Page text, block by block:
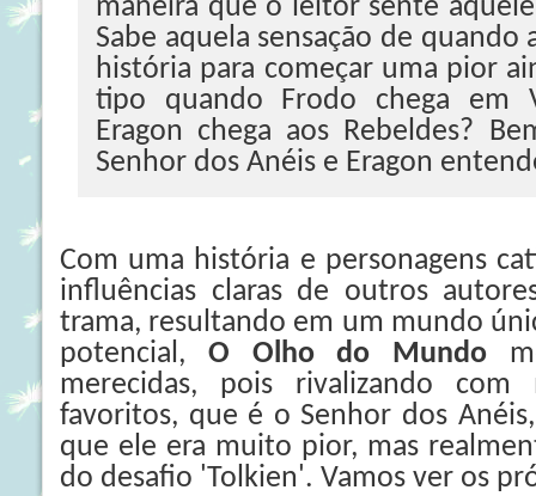
maneira que o leitor sente
Sabe aquela sensação de quando
história para começar uma pior
tipo quando Frodo chega em
Eragon chega aos Rebeldes?
Senhor dos Anéis e Eragon
Com uma história e personagens
influências claras de outros
trama, resultando em um mundo
potencial, O Olho do Mundo
merecidas, pois rivalizando
favoritos, que é o Senhor dos
que ele era muito pior, mas
do desafio 'Tolkien'. Vamos ver os